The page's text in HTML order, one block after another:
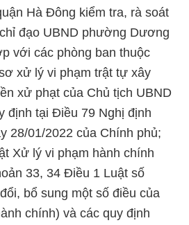
Hà Đông kiểm tra, rà soát
đạo UBND phường Dương
với các phòng ban thuộc
xử lý vi phạm trật tự xây
xử phạt của Chủ tịch UBND
định tại Điều 79 Nghị định
28/01/2022 của Chính phủ;
Xử lý vi phạm hành chính
33, 34 Điều 1 Luật số
bổ sung một số điều của
chính) và các quy định